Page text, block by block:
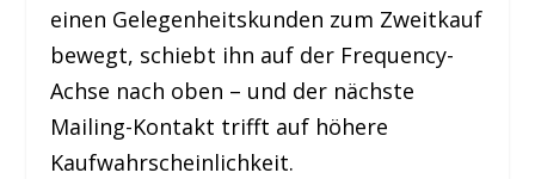
einen Gelegenheitskunden zum Zweitkauf
bewegt, schiebt ihn auf der Frequency-
Achse nach oben – und der nächste
Mailing-Kontakt trifft auf höhere
Kaufwahrscheinlichkeit.